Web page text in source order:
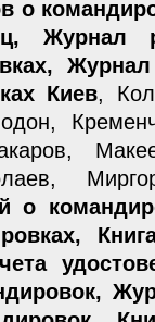
о
Журнал
Киев,
о